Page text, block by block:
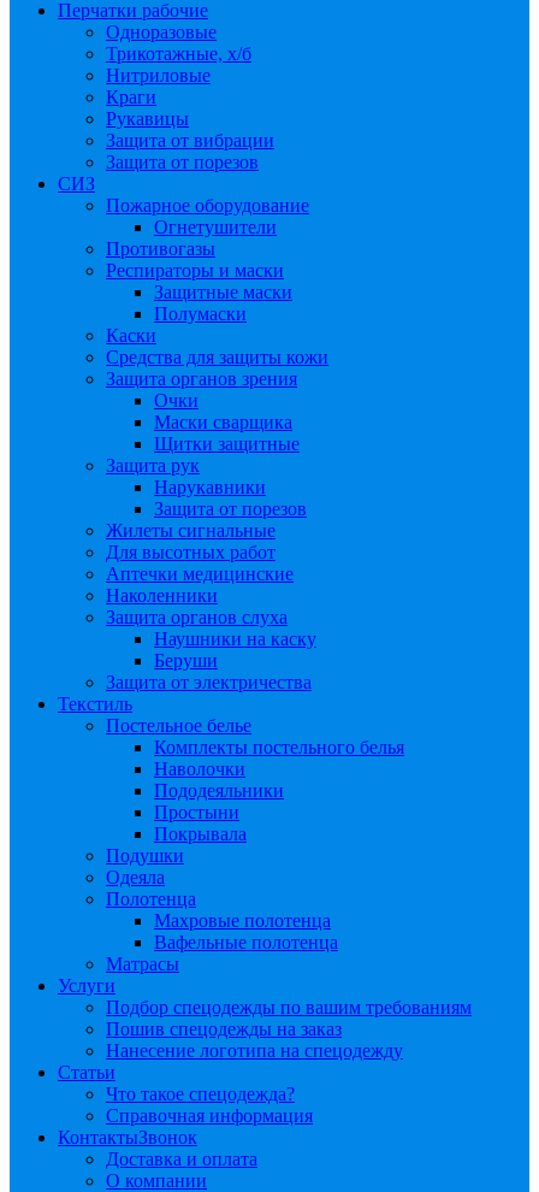
Перчатки рабочие
Одноразовые
Трикотажные, х/б
Нитриловые
Краги
Рукавицы
Защита от вибрации
Защита от порезов
СИЗ
Пожарное оборудование
Огнетушители
Противогазы
Респираторы и маски
Защитные маски
Полумаски
Каски
Средства для защиты кожи
Защита органов зрения
Очки
Маски сварщика
Щитки защитные
Защита рук
Нарукавники
Защита от порезов
Жилеты сигнальные
Для высотных работ
Аптечки медицинские
Наколенники
Защита органов слуха
Наушники на каску
Беруши
Защита от электричества
Текстиль
Постельное белье
Комплекты постельного белья
Наволочки
Пододеяльники
Простыни
Покрывала
Подушки
Одеяла
Полотенца
Махровые полотенца
Вафельные полотенца
Матрасы
Услуги
Подбор спецодежды по вашим требованиям
Пошив спецодежды на заказ
Нанесение логотипа на спецодежду
Статьи
Что такое спецодежда?
Справочная информация
КонтактыЗвонок
Доставка и оплата
О компании